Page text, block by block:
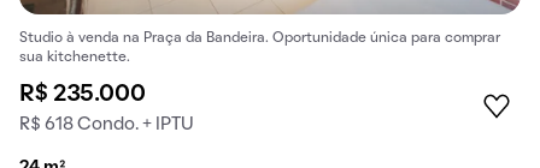
Studio à venda na Praça da Bandeira. Oportunidade única para comprar
sua kitchenette.
R$ 235.000
R$ 618 Condo. + IPTU